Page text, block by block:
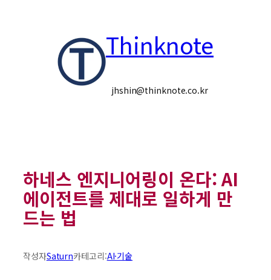
Thinknote
jhshin@thinknote.co.kr
하네스 엔지니어링이 온다: AI
에이전트를 제대로 일하게 만
드는 법
작성자Saturn카테고리:AI·기술